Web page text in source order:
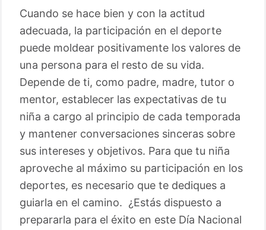
Cuando se hace bien y con la actitud
adecuada, la participación en el deporte
puede moldear positivamente los valores de
una persona para el resto de su vida.
Depende de ti, como padre, madre, tutor o
mentor, establecer las expectativas de tu
niña a cargo al principio de cada temporada
y mantener conversaciones sinceras sobre
sus intereses y objetivos. Para que tu niña
aproveche al máximo su participación en los
deportes, es necesario que te dediques a
guiarla en el camino. ¿Estás dispuesto a
prepararla para el éxito en este Día Nacional